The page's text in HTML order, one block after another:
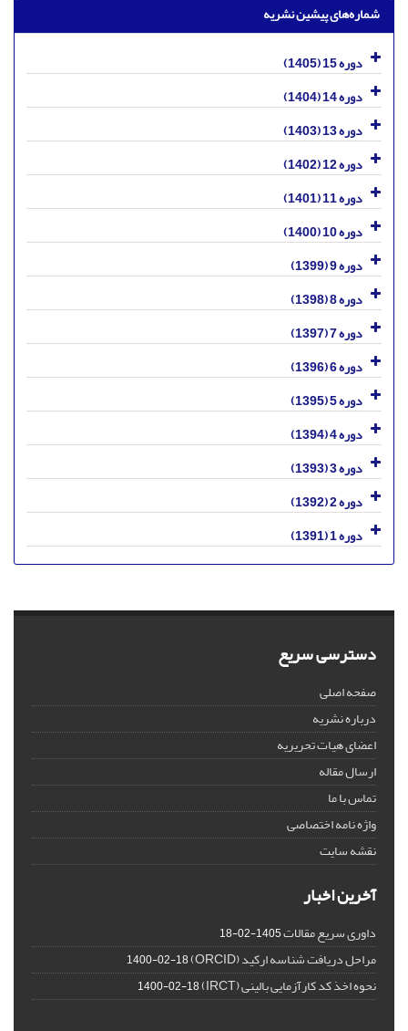
شماره‌های پیشین نشریه
دوره 15 (1405)
دوره 14 (1404)
دوره 13 (1403)
دوره 12 (1402)
دوره 11 (1401)
دوره 10 (1400)
دوره 9 (1399)
دوره 8 (1398)
دوره 7 (1397)
دوره 6 (1396)
دوره 5 (1395)
دوره 4 (1394)
دوره 3 (1393)
دوره 2 (1392)
دوره 1 (1391)
دسترسی سریع
صفحه اصلی
درباره نشریه
اعضای هیات تحریریه
ارسال مقاله
تماس با ما
واژه نامه اختصاصی
نقشه سایت
آخرین اخبار
داوری سریع مقالات1405-02-18
مراحل دریافت شناسه ارکید (ORCID) 1400-02-18
نحوه اخذ کد کارآزمایی بالینی (IRCT) 1400-02-18